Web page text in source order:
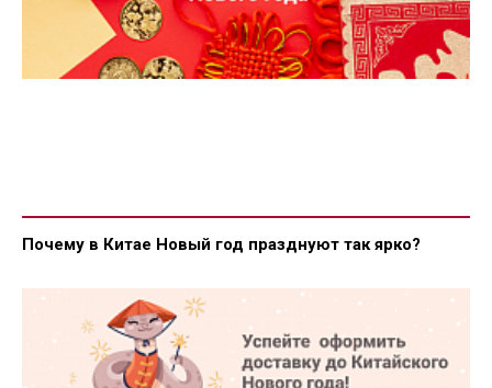
Почему в Китае Новый год празднуют так ярко?